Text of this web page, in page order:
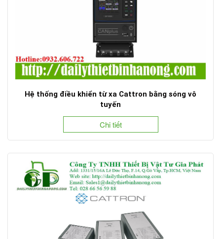
Hệ thống điều khiển từ xa Cattron bằng sóng vô
tuyến
Chi tiết